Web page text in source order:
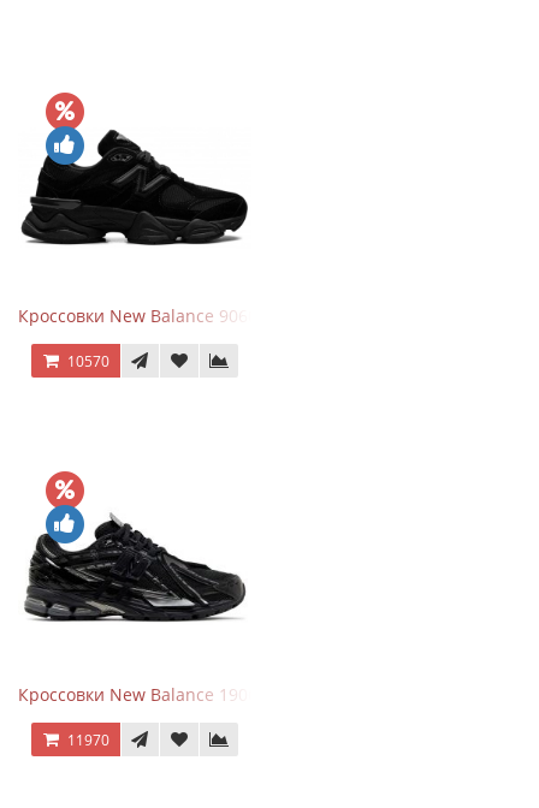
Кроссовки New Balance 9060 Triple Black
10570
Кроссовки New Balance 1906A Black Silver
11970